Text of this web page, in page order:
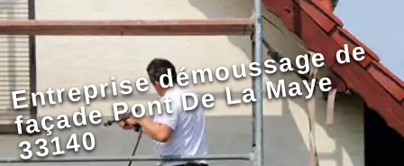
E
ntr
e
pri
s
e
d
é
m
o
u
s
s
a
g
e
d
e
f
a
ç
a
d
e
P
o
nt
D
e
L
a
M
a
y
e
3
3
1
4
0